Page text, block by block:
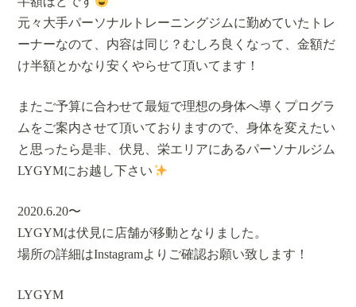
元々大手パーソナルトレーニングジムに勤めていたトレ
ーナーなのて、内容は同じ？むしろ良くなって、金額だ
け半額とかなり安くやらせて頂いてます！
またご予算に合わせて最短で理想の身体へ導くプログラ
ムをご案内させて頂いておりますので、身体を変えたい
と思ったら是非、伏見、栄エリアにあるパーソナルジム
LYGYMにお越し下さい
2020.6.20〜
LYGYMは伏見に店舗が移動となりました。
場所の詳細はInstagramよりご確認お願い致します！
LYGYM